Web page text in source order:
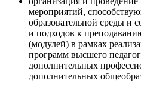
мероприятий,
образовательной среды и
и подходов к
(модулей) в рамках
программ высшего
дополнительных
дополнительных